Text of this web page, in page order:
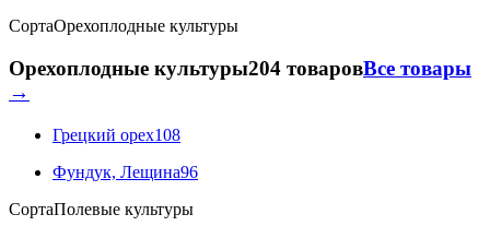
СортаОрехоплодные культуры
Орехоплодные культуры204 товаровВсе товары
→
Грецкий орех108
Фундук, Лещина96
СортаПолевые культуры